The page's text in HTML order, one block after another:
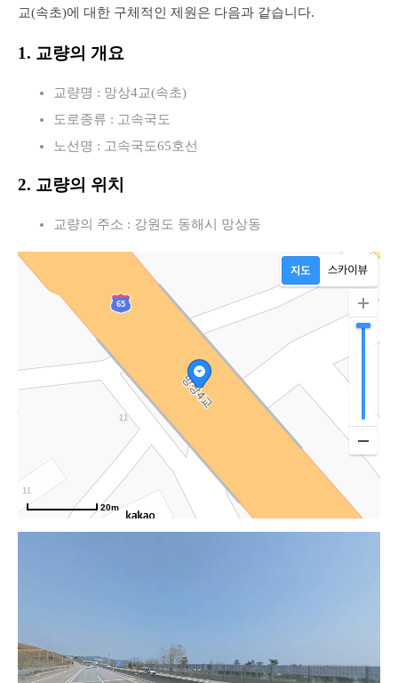
교(속초)에 대한 구체적인 제원은 다음과 같습니다.
1. 교량의 개요
교량명 : 망상4교(속초)
도로종류 : 고속국도
노선명 : 고속국도65호선
2. 교량의 위치
교량의 주소 : 강원도 동해시 망상동
20m